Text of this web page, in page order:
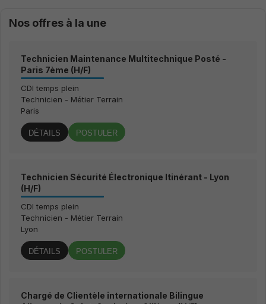
Nos offres à la une
Technicien Maintenance Multitechnique Posté -
Paris 7ème (H/F)
CDI temps plein
Technicien - Métier Terrain
Paris
DÉTAILS POSTULER
Technicien Sécurité Électronique Itinérant - Lyon
(H/F)
CDI temps plein
Technicien - Métier Terrain
Lyon
DÉTAILS POSTULER
Chargé de Clientèle internationale Bilingue
visite du site,